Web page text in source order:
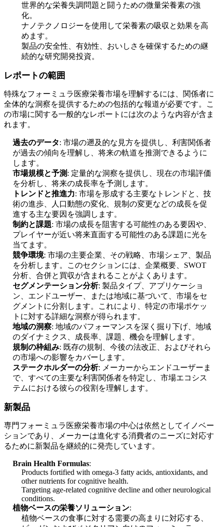
世界的な栄養失調問題と闘うための微量栄養素の強
化。
ナノテクノロジーを使用して栄養素の吸収と効果を高
めます。
製品の安全性、有効性、おいしさを確保するための継
続的な研究開発投資。
レポートの範囲
特殊なフォーミュラ医療栄養市場を理解するには、関係者に
全体的な洞察を提供するための包括的な報道が必要です。こ
の市場に関する一般的なレポートには次のような内容が含ま
れます。
過去のデータ: 市場の遡及的な見方を提供し、利害関係者
が過去の傾向を理解し、将来の軌道を推測できるように
します。
市場規模と予測 : 定量的な洞察を提供し、現在の市場評価
を分析し、将来の成長率を予測します。
トレンドと推進力: 市場を形成する主要なトレンドと、技
術の進歩、人口動態の変化、規制の変更などの成長を促
進する主な要因を強調します。
制約と課題: 市場の成長を阻害する可能性のある要因や、
プレイヤーが近い将来直面する可能性のある課題に光を
当てます。
競争環境: 市場の主要企業、その戦略、市場シェア、製品
を分析します。このセクションには、企業概要、SWOT
分析、合併と買収が含まれることがよくあります。
セグメンテーション分析: 製品タイプ、アプリケーショ
ン、エンドユーザー、または地域に基づいて、市場をセ
グメントに分割します。これにより、特定の市場ポケッ
トに対する詳細な洞察が得られます。
地域の洞察: 地域のパフォーマンスを深く掘り下げ、地域
のダイナミクス、成長率、課題、機会を理解します。
規制の枠組み: 既存の規制、今後の法改正、およびそれら
の市場への影響をカバーします。
ステークホルダーの分析: メーカーからエンドユーザーま
で、すべての主要な利害関係者を特定し、市場エコシス
テムにおける彼らの役割を理解します。
新製品
専門フォーミュラ医療栄養市場の中心は依然としてイノベー
ションであり、メーカーは進化する消費者のニーズに対応す
るために新製品を継続的に発売しています。
Brain Health Formulas:
Products fortified with omega-3 fatty acids, antioxidants, and
other nutrients for cognitive health.
Targeting age-related cognitive decline and other neurological
conditions.
植物ベースの栄養ソリューション:
植物ベースの食事に対する需要の高まりに対応する、